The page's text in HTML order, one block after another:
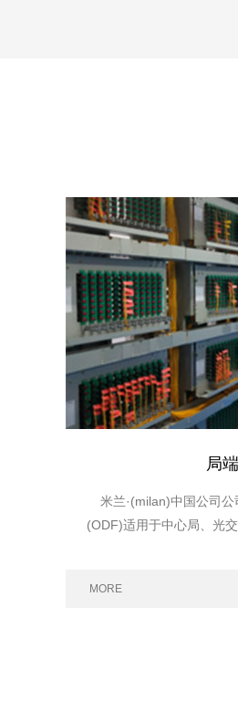
局
米兰·(milan)中国公司
(ODF)适用于中心局、光
及交叉连接等功能。同时
MORE